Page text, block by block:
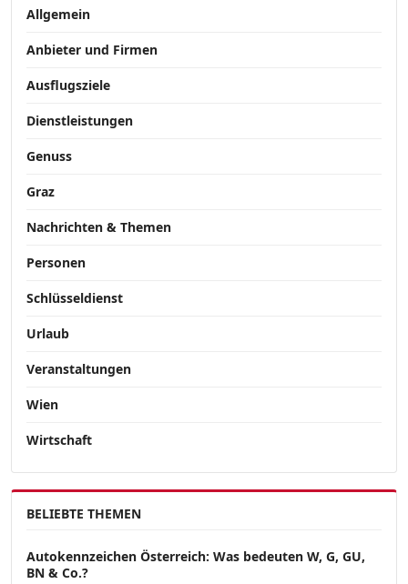
Allgemein
Anbieter und Firmen
Ausflugsziele
Dienstleistungen
Genuss
Graz
Nachrichten & Themen
Personen
Schlüsseldienst
Urlaub
Veranstaltungen
Wien
Wirtschaft
BELIEBTE THEMEN
Autokennzeichen Österreich: Was bedeuten W, G, GU,
BN & Co.?